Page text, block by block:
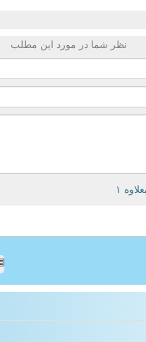
نظر شما در مورد این مطلب